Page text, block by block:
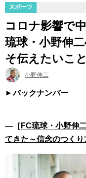
スポーツ
コロナ影響で
琉球・小野伸
そ伝えたいこと
小野伸二
バックナンバー
―［ FC琉球・小野伸
てきた～信念のつくり